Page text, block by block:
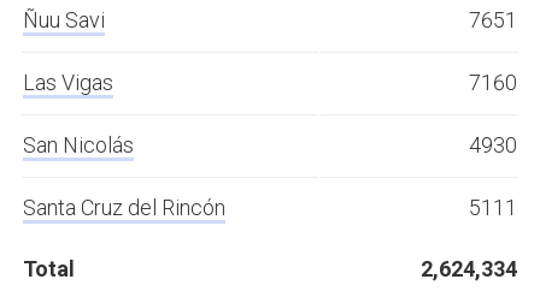
Ñuu Savi 7651
Las Vigas 7160
San Nicolás 4930
Santa Cruz del Rincón 5111
Total 2,624,334